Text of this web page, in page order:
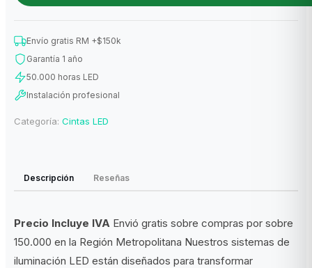
Envío gratis RM +$150k
Garantía 1 año
50.000 horas LED
Instalación profesional
Categoría: Cintas LED
Descripción Reseñas
Precio Incluye IVA Envió gratis sobre compras por sobre
150.000 en la Región Metropolitana Nuestros sistemas de
iluminación LED están diseñados para transformar